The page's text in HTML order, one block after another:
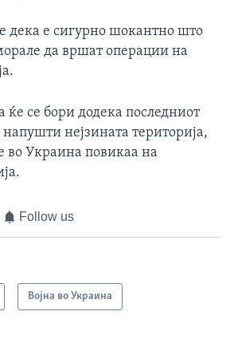
дека е сигурно шокантно што
да вршат операции на
ќе се бори додека последниот
напушти нејзината територија,
во Украина повикаа на
Follow us
Војна во Украина